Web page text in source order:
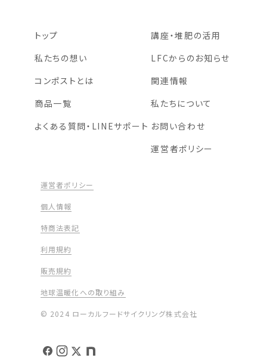
トップ
私たちの想い
コンポストとは
商品一覧
よくある質問・LINEサポート
講座・堆肥の活用
LFCからのお知らせ
関連情報
私たちについて
お問い合わせ
運営者ポリシー
© 2024 ローカルフードサイクリング株式会社
運営者ポリシー
個人情報
特商法表記
利用規約
販売規約
地球温暖化への取り組み